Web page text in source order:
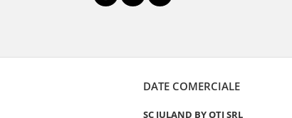
DATE COMERCIALE
SC JULAND BY OTI SRL